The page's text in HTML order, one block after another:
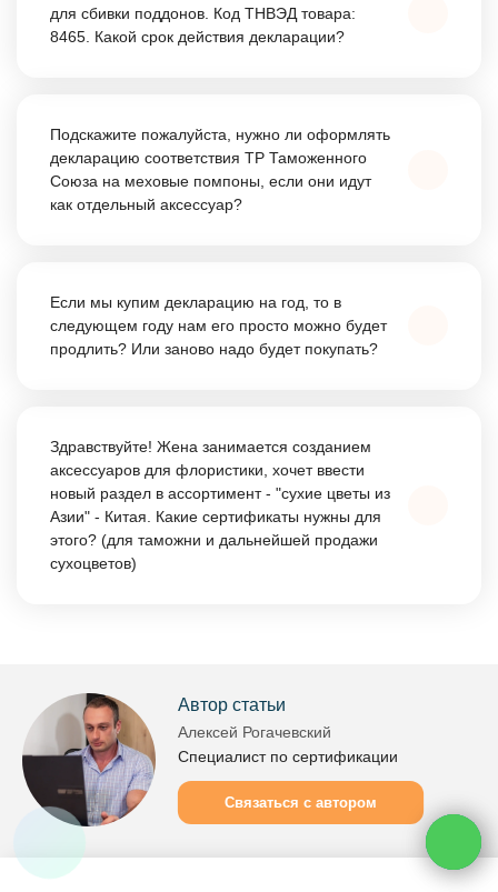
оформить декларацию о соответствии требования
техническому регламенту таможенного союза (о
для сбивки поддонов. Код ТНВЭД товара:
8465. Какой срок действия декларации?
декларацию о соответствии техническому
регламенту таможенного союза, сроком на 3 года.
Подскажите пожалуйста, нужно ли оформлять
декларацию соответствия ТР Таможенного
Союза на меховые помпоны, если они идут
как отдельный аксессуар?
безопасности продукции легкой промышленности».
Поэтому Вам надо оформлять декларацию ТР ТС о
безопасности легкой промышленности.
Если мы купим декларацию на год, то в
следующем году нам его просто можно будет
продлить? Или заново надо будет покупать?
Росаккредитации внести в нее правки или продлить
срок действия невозможно, то вам необходимо
сразу определиться на какой именно срок вы хотите
оформлять документ.
Здравствуйте! Жена занимается созданием
аксессуаров для флористики, хочет ввести
новый раздел в ассортимент - "сухие цветы из
Азии" - Китая. Какие сертификаты нужны для
этого? (для таможни и дальнейшей продажи
сухоцветов)
таможне) или
добровольный сертификат
клиентов.
Автор статьи
Алексей Рогачевский
Специалист по сертификации
Связаться с автором
Здравствуйте!
WhatsApp